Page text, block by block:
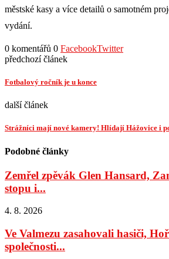
městské kasy a více detailů o samotném
vydání.
0 komentářů 0 FacebookTwitter
předchozí článek
Fotbalový ročník je u konce
další článek
Strážníci mají nové kamery! Hlídají Hážovice i
Podobné články
Zemřel zpěvák Glen Hansard,
stopu i...
4. 8. 2026
Ve Valmezu zasahovali hasiči,
společnosti...